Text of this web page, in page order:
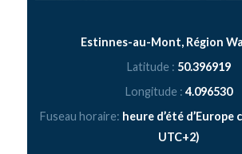
Estinnes-au-Mont, Région
Latitude : 50.396919
Longitude : 4.096530
Fuseau horaire: heure d’été d’Europe
UTC+2)